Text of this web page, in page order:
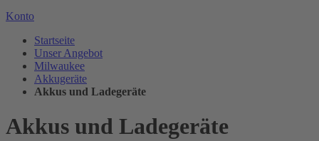
Konto
Startseite
Unser Angebot
Milwaukee
Akkugeräte
Akkus und Ladegeräte
Akkus und Ladegeräte